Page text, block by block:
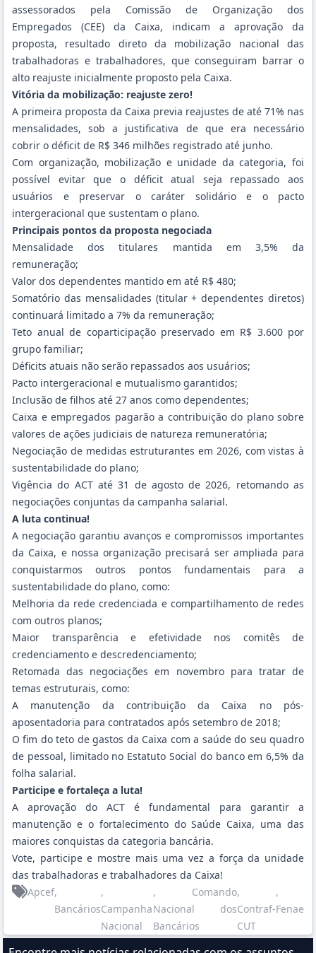
assessorados pela Comissão de Organização dos
Empregados (CEE) da Caixa, indicam a aprovação da
proposta, resultado direto da mobilização nacional das
trabalhadoras e trabalhadores, que conseguiram barrar o
alto reajuste inicialmente proposto pela Caixa.
Vitória da mobilização: reajuste zero!
A primeira proposta da Caixa previa reajustes de até 71% nas
mensalidades, sob a justificativa de que era necessário
cobrir o déficit de R$ 346 milhões registrado até junho.
Com organização, mobilização e unidade da categoria, foi
possível evitar que o déficit atual seja repassado aos
usuários e preservar o caráter solidário e o pacto
intergeracional que sustentam o plano.
Principais pontos da proposta negociada
Mensalidade dos titulares mantida em 3,5% da
remuneração;
Valor dos dependentes mantido em até R$ 480;
Somatório das mensalidades (titular + dependentes diretos)
continuará limitado a 7% da remuneração;
Teto anual de coparticipação preservado em R$ 3.600 por
grupo familiar;
Déficits atuais não serão repassados aos usuários;
Pacto intergeracional e mutualismo garantidos;
Inclusão de filhos até 27 anos como dependentes;
Caixa e empregados pagarão a contribuição do plano sobre
valores de ações judiciais de natureza remuneratória;
Negociação de medidas estruturantes em 2026, com vistas à
sustentabilidade do plano;
Vigência do ACT até 31 de agosto de 2026, retomando as
negociações conjuntas da campanha salarial.
A luta continua!
A negociação garantiu avanços e compromissos importantes
da Caixa, e nossa organização precisará ser ampliada para
conquistarmos outros pontos fundamentais para a
sustentabilidade do plano, como:
Melhoria da rede credenciada e compartilhamento de redes
com outros planos;
Maior transparência e efetividade nos comitês de
credenciamento e descredenciamento;
Retomada das negociações em novembro para tratar de
temas estruturais, como:
A manutenção da contribuição da Caixa no pós-
aposentadoria para contratados após setembro de 2018;
O fim do teto de gastos da Caixa com a saúde do seu quadro
de pessoal, limitado no Estatuto Social do banco em 6,5% da
folha salarial.
Participe e fortaleça a luta!
A aprovação do ACT é fundamental para garantir a
manutenção e o fortalecimento do Saúde Caixa, uma das
maiores conquistas da categoria bancária.
Vote, participe e mostre mais uma vez a força da unidade
das trabalhadoras e trabalhadores da Caixa!
Apcef,
Bancários
,
Campanha
Nacional
, Comando
Nacional dos
Bancários
,
Contraf-
CUT
,
Fenae